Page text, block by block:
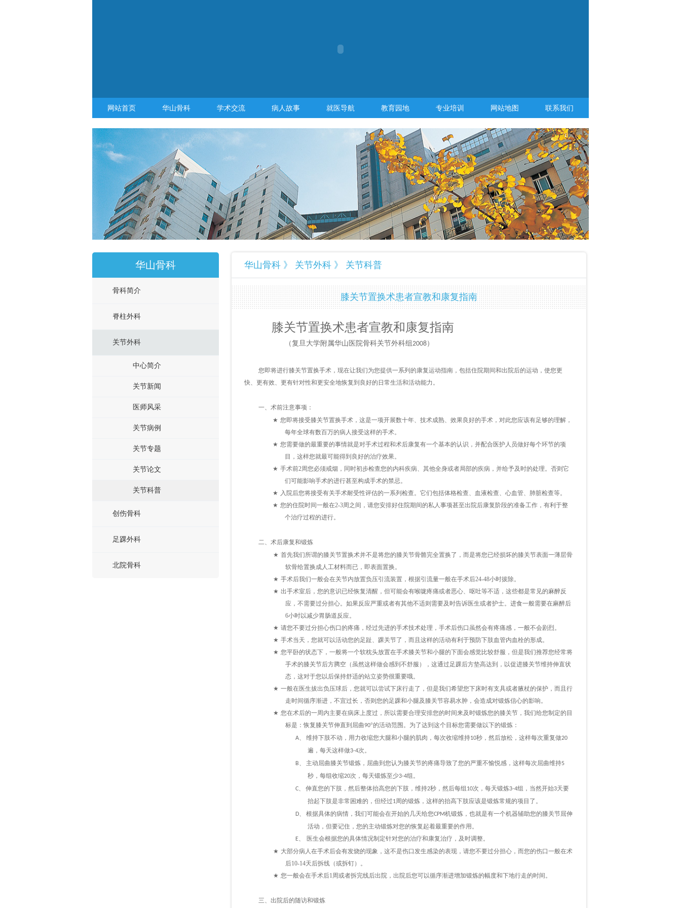
网站首页 华山骨科 学术交流 病人故事 就医导航 教育园地 专业培训 网站地图 联系我们
华山骨科
骨科简介
脊柱外科
关节外科
中心简介
关节新闻
医师风采
关节病例
关节专题
关节论文
关节科普
创伤骨科
足踝外科
北院骨科
华山骨科 》 关节外科 》 关节科普
膝关节置换术患者宣教和康复指南
膝关节置换术患者宣教和康复指南
（复旦大学附属华山医院骨科关节外科组2008）
您即将进行膝关节置换手术，现在让我们为您提供一系列的康复运动指南，包括住院期间和出院后的运动，使您更
快、更有效、更有针对性和更安全地恢复到良好的日常生活和活动能力。
一、 术前注意事项：
★ 您即将接受膝关节置换手术，这是一项开展数十年、技术成熟、效果良好的手术，对此您应该有足够的理解，
每年全球有数百万的病人接受这样的手术。
★ 您需要做的最重要的事情就是对手术过程和术后康复有一个基本的认识，并配合医护人员做好每个环节的项
目，这样您就最可能得到良好的治疗效果。
★ 手术前2周您必须戒烟，同时初步检查您的内科疾病、其他全身或者局部的疾病，并给予及时的处理。否则它
们可能影响手术的进行甚至构成手术的禁忌。
★ 入院后您将接受有关手术耐受性评估的一系列检查。它们包括体格检查、血液检查、心血管、肺脏检查等。
★ 您的住院时间一般在2-3周之间，请您安排好住院期间的私人事项甚至出院后康复阶段的准备工作，有利于整
个治疗过程的进行。
二、 术后康复和锻炼
★ 首先我们所谓的膝关节置换术并不是将您的膝关节骨骼完全置换了，而是将您已经损坏的膝关节表面一薄层骨
软骨给置换成人工材料而已，即表面置换。
★ 手术后我们一般会在关节内放置负压引流装置，根据引流量一般在手术后24-48小时拔除。
★ 出手术室后，您的意识已经恢复清醒，但可能会有喉咙疼痛或者恶心、呕吐等不适，这些都是常见的麻醉反
应，不需要过分担心。如果反应严重或者有其他不适则需要及时告诉医生或者护士。进食一般需要在麻醉后
6小时以减少胃肠道反应。
★ 请您不要过分担心伤口的疼痛，经过先进的手术技术处理，手术后伤口虽然会有疼痛感，一般不会剧烈。
★ 手术当天，您就可以活动您的足趾、踝关节了，而且这样的活动有利于预防下肢血管内血栓的形成。
★ 您平卧的状态下，一般将一个软枕头放置在手术膝关节和小腿的下面会感觉比较舒服，但是我们推荐您经常将
手术的膝关节后方腾空（虽然这样做会感到不舒服），这通过足踝后方垫高达到，以促进膝关节维持伸直状
态，这对于您以后保持舒适的站立姿势很重要哦。
★ 一般在医生拔出负压球后，您就可以尝试下床行走了，但是我们希望您下床时有支具或者腋杖的保护，而且行
走时间循序渐进，不宜过长，否则您的足踝和小腿及膝关节容易水肿，会造成对锻炼信心的影响。
★ 您在术后的一周内主要在病床上度过，所以需要合理安排您的时间来及时锻炼您的膝关节，我们给您制定的目
标是：恢复膝关节伸直到屈曲90°的活动范围。为了达到这个目标您需要做以下的锻炼：
A、 维持下肢不动，用力收缩您大腿和小腿的肌肉，每次收缩维持10秒，然后放松，这样每次重复做20
遍，每天这样做3-4次。
B、 主动屈曲膝关节锻炼，屈曲到您认为膝关节的疼痛导致了您的严重不愉悦感，这样每次屈曲维持5
秒，每组收缩20次，每天锻炼至少3-4组。
C、 伸直您的下肢，然后整体抬高您的下肢，维持2秒，然后每组 10次，每天锻炼3-4组，当然开始3天要
抬起下肢是非常困难的，但经过1周的锻炼，这样的抬高下肢应该是锻炼常规的项目了。
D、 根据具体的病情，我们可能会在开始的几天给您CPM机锻炼，也就是有一个机器辅助您的膝关节屈伸
活动，但要记住，您的主动锻炼对您的恢复起着最重要的作用。
E、
医生会根据您的具体情况制定针对您的治疗和康复治疗，及时调整。
★ 大部分病人在手术后会有发烧的现象，这不是伤口发生感染的表现，请您不要过分担心，而您的伤口一般在术
后10-14天后拆线（或拆钉）。
★ 您一般会在手术后1周或者拆完线后出院，出院后您可以循序渐进增加锻炼的幅度和下地行走的时间。
三、 出院后的随访和锻炼